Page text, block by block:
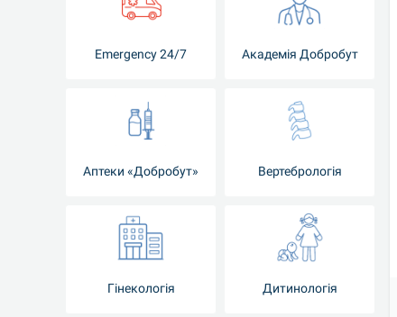
Emergency 24/7 Академія Добробут
Аптеки «Добробут» Вертебрологія
Гінекологія Дитинологія